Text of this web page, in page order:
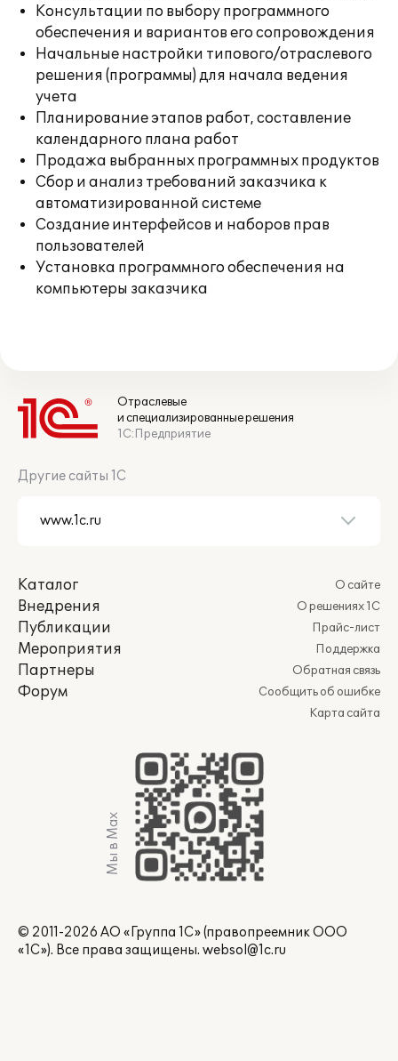
Консультации по выбору программного
обеспечения и вариантов его сопровождения
Начальные настройки типового/отраслевого
решения (программы) для начала ведения
учета
Планирование этапов работ, составление
календарного плана работ
Продажа выбранных программных продуктов
Сбор и анализ требований заказчика к
автоматизированной системе
Создание интерфейсов и наборов прав
пользователей
Установка программного обеспечения на
компьютеры заказчика
Отраслевые
и специализированные решения
1С:Предприятие
Другие сайты 1С
Каталог
Внедрения
Публикации
Мероприятия
Партнеры
Форум
О сайте
О решениях 1С
Прайс-лист
Поддержка
Обратная связь
Сообщить об ошибке
Карта сайта
Мы в Max
© 2011-2026 АО «Группа 1С» (правопреемник ООО
«1С»). Все права защищены. websol@1c.ru